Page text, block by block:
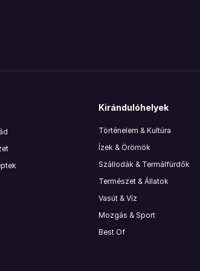
Kirándulóhelyek
Történelem & Kultúra
Ízek & Örömök
Szállodák & Termálfürdők
Természet & Állatok
Vasút & Víz
Mozgás & Sport
Best Of